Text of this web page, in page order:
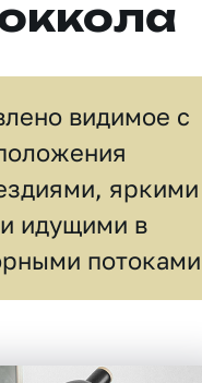
видимое c
яркими
идущими в